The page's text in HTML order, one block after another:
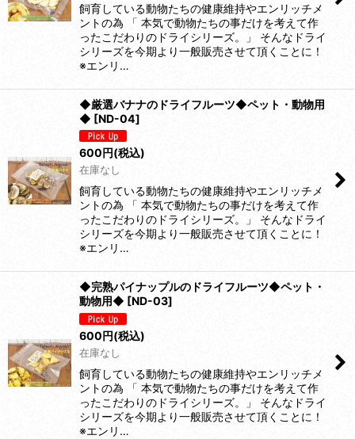
飼育している動物たちの健康維持やエンリッチメ
ントの為 「 本気で動物たちの事だけを考えて作
ったこだわりのドライシリーズ。」 そんなドライ
シリーズを今期より一般販売させて頂くことに！
※エンリ…
◆厳選バナナのドライフルーツ◆ペット・動物用
◆ [ND-04]
600円(税込)
在庫なし
飼育している動物たちの健康維持やエンリッチメ
ントの為 「 本気で動物たちの事だけを考えて作
ったこだわりのドライシリーズ。」 そんなドライ
シリーズを今期より一般販売させて頂くことに！
※エンリ…
◆完熟パイナップルのドライフルーツ◆ペット・
動物用◆ [ND-03]
600円(税込)
在庫なし
飼育している動物たちの健康維持やエンリッチメ
ントの為 「 本気で動物たちの事だけを考えて作
ったこだわりのドライシリーズ。」 そんなドライ
シリーズを今期より一般販売させて頂くことに！
※エンリ…